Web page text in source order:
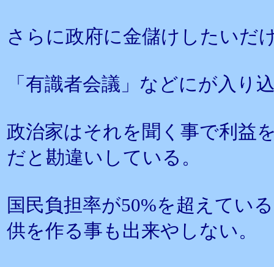
さらに政府に金儲けしたいだ
「有識者会議」などにが入り
政治家はそれを聞く事で利益
だと勘違いしている。
国民負担率が50%を超えてい
供を作る事も出来やしない。